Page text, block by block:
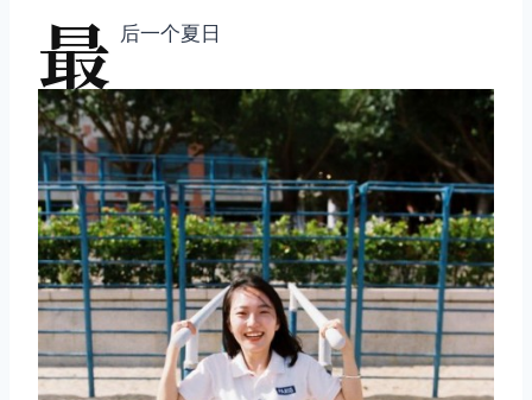
最 后一个夏日